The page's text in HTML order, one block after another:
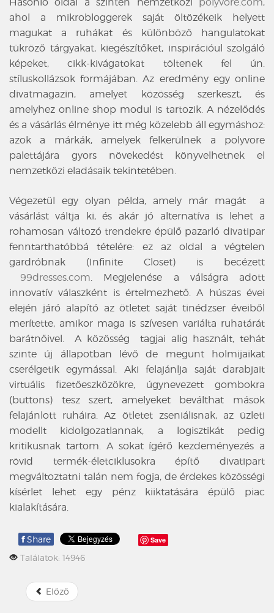
ahol a mikrobloggerek saját öltözékeik helyett
magukat a ruhákat és különböző hangulatokat
tükröző tárgyakat, kiegészítőket, inspirációul szolgáló
képeket, cikk-kivágatokat töltenek fel ún.
stíluskollázsok formájában. Az eredmény egy online
divatmagazin, amelyet közösség szerkeszt, és
amelyhez online shop modul is tartozik. A nézelődés
és a vásárlás élménye itt még közelebb áll egymáshoz:
azok a márkák, amelyek felkerülnek a polyvore
palettájára gyors növekedést könyvelhetnek el
nemzetközi eladásaik tekintetében.
Végezetül egy olyan példa, amely már magát a
vásárlást váltja ki, és akár jó alternatíva is lehet a
rohamosan változó trendekre épülő pazarló divatipar
fenntarthatóbbá tételére: ez az oldal a végtelen
gardróbnak (Infinite Closet) is becézett
99dresses.com. Megjelenése a válságra adott
innovatív válaszként is értelmezhető. A húszas évei
elején járó alapító az ötletet saját tinédzser éveiből
merítette, amikor maga is szívesen variálta ruhatárát
barátnőivel. A közösség tagjai alig használt, tehát
szinte új állapotban lévő de megunt holmijaikat
cserélgetik egymással. Aki felajánlja saját darabjait
virtuális fizetőeszközökre, úgynevezett gombokra
(buttons) tesz szert, amelyeket beválthat mások
felajánlott ruháira. Az ötletet zseniálisnak, az üzleti
modellt kidolgozatlannak, a logisztikát pedig
kritikusnak tartom. A sokat ígérő kezdeményezés a
rövid termék-életciklusokra építő divatipart
megváltoztatni talán nem fogja, de érdekes közösségi
kísérlet lehet egy pénz kiiktatására épülő piac
kialakítására.
f Share Save
Találatok: 14946
Előző